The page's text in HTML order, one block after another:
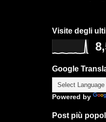
Visite degli
Google
Powered by
Post più